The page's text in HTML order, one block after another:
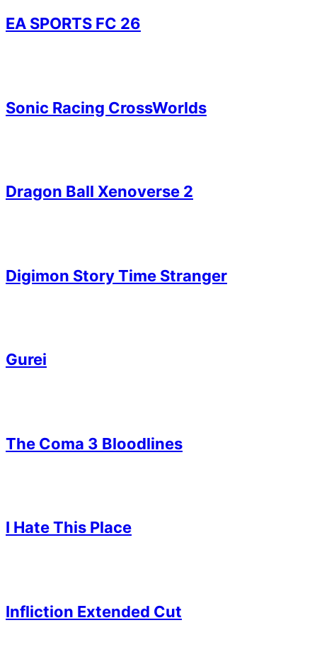
EA SPORTS FC 26
Sonic Racing CrossWorlds
Dragon Ball Xenoverse 2
Digimon Story Time Stranger
Gurei
The Coma 3 Bloodlines
I Hate This Place
Infliction Extended Cut